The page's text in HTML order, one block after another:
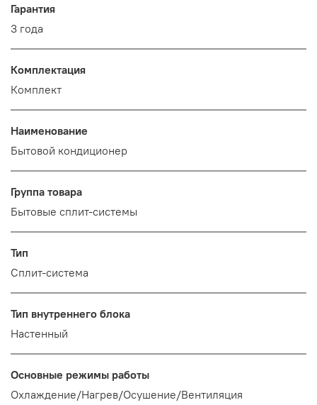
Гарантия
3 года
Комплектация
Комплект
Наименование
Бытовой кондиционер
Группа товара
Бытовые сплит-системы
Тип
Сплит-система
Тип внутреннего блока
Настенный
Основные режимы работы
Охлаждение/Нагрев/Осушение/Вентиляция